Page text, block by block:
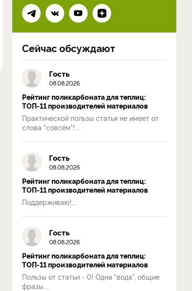
Сейчас обсуждают
Гость
08.08.2026
Рейтинг поликарбоната для теплиц:
ТОП-11 производителей материалов
Практической пользы статья не имеет от
слова "совсем"!...
Гость
08.08.2026
Рейтинг поликарбоната для теплиц:
ТОП-11 производителей материалов
Поддерживаю!...
Гость
08.08.2026
Рейтинг поликарбоната для теплиц:
ТОП-11 производителей материалов
Пользы от статьи - 0! Одна "вода", общие
фразы....